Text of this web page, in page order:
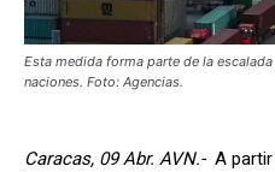
Esta medida forma parte de la
naciones. Foto: Agencias.
Caracas, 09 Abr. AVN.- A